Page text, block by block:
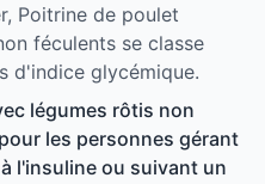
Poitrine de poulet
féculents se classe
d'indice glycémique.
légumes rôtis non
les personnes gérant
l'insuline ou suivant un